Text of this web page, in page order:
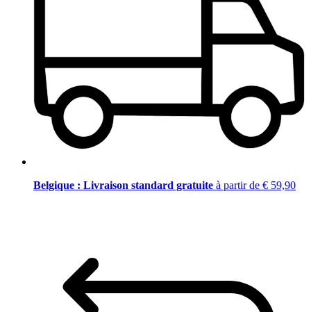
Belgique : Livraison standard gratuite à partir de € 59,90